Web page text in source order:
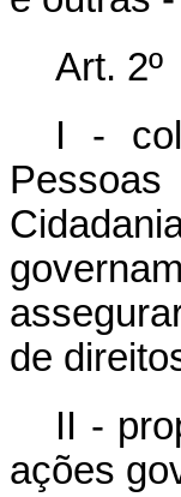
Art.
I -
de
II -
ações